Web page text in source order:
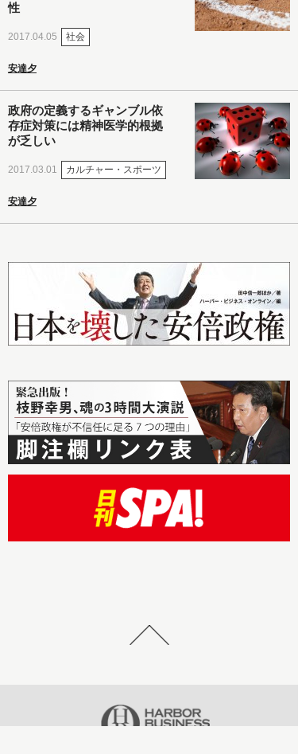
性
2017.04.05 社会
安達夕
政府の定義するギャンブル依
存症対策には精神医学的根拠
が乏しい
2017.03.01 カルチャー・スポーツ
安達夕